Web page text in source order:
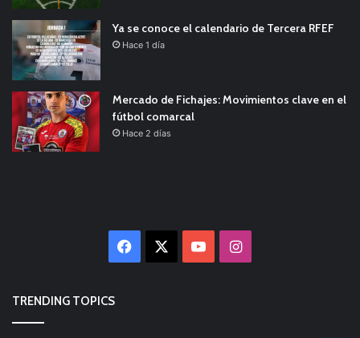
Ya se conoce el calendario de Tercera RFEF
Hace 1 día
Mercado de Fichajes: Movimientos clave en el
fútbol comarcal
Hace 2 días
Facebook YouTubeInstagram
TRENDING TOPICS